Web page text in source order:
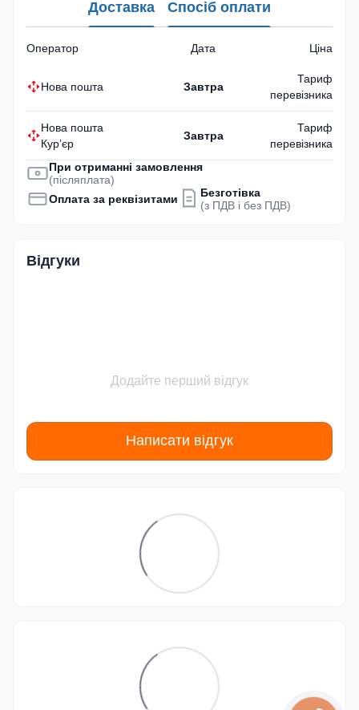
Доставка Спосіб оплати
Оператор Дата Ціна
Нова пошта Завтра
Тариф
перевізника
Нова пошта
Кур’єр
Завтра
Тариф
перевізника
При отриманні замовлення
(післяплата)
Оплата за реквізитами
Безготівка
(з ПДВ і без ПДВ)
Відгуки
Додайте перший відгук
Написати відгук